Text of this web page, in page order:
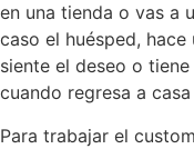
en una tienda o vas a
caso el huésped,
siente el deseo o
cuando regresa a
Para trabajar el